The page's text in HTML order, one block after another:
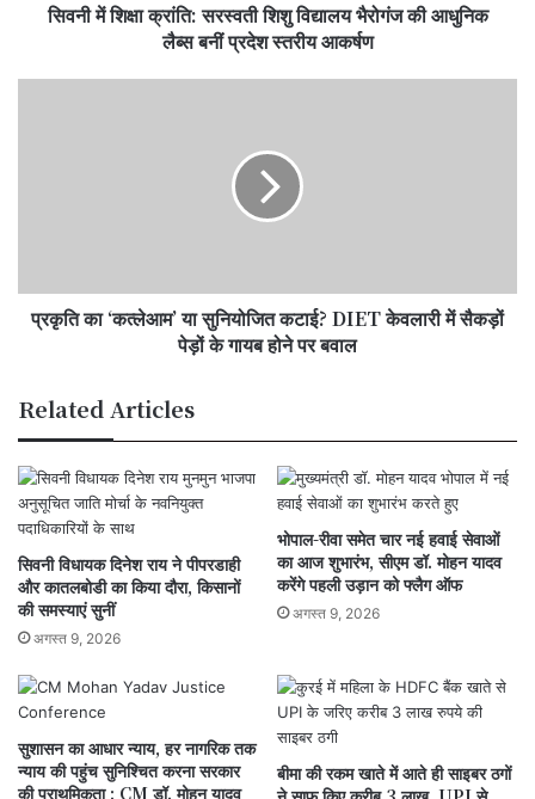
आधुनिकसिवनी में शिक्षा क्रांति: सरस्वती शिशु विद्यालय भैरोगंज की आधुनिक
लैब्स बनीं प्रदेश स्तरीय आकर्षण
में
सैकड़ों
होने
पर
बवाल
प्रकृति का ‘कत्लेआम’ या सुनियोजित कटाई? DIET केवलारी में सैकड़ों
पेड़ों के गायब होने पर बवाल
Related Articles
सिवनी विधायक दिनेश राय ने पीपरडाही
और कातलबोडी का किया दौरा, किसानों
की समस्याएं सुनीं
अगस्त 9, 2026
भोपाल-रीवा समेत चार नई हवाई सेवाओं
का आज शुभारंभ, सीएम डॉ. मोहन यादव
करेंगे पहली उड़ान को फ्लैग ऑफ
अगस्त 9, 2026
सुशासन का आधार न्याय, हर नागरिक तक
न्याय की पहुंच सुनिश्चित करना सरकार
की प्राथमिकता : CM डॉ. मोहन यादव
बीमा की रकम खाते में आते ही साइबर ठगों